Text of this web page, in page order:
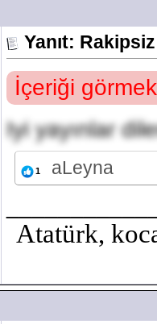
Yanıt:
İçeriği
Iyi yayınlar
1 aLeyna
Atatürk,